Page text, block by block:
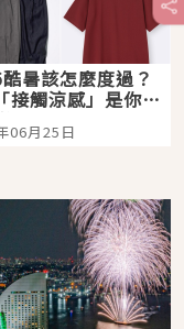
暑該怎麼度過？
接觸涼感」是你的
星
06月25日